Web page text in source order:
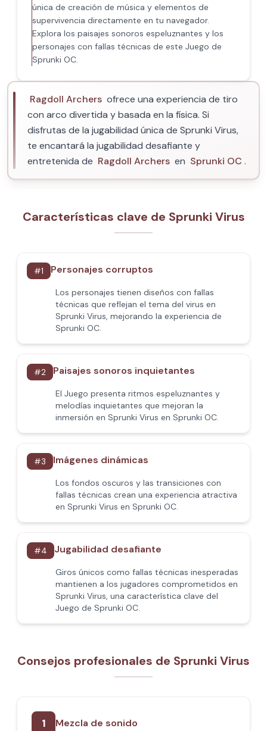
única de creación de música y elementos de
supervivencia directamente en tu navegador.
Explora los paisajes sonoros espeluznantes y los
personajes con fallas técnicas de este Juego de
Sprunki OC.
Ragdoll Archers ofrece una experiencia de tiro
con arco divertida y basada en la física. Si
disfrutas de la jugabilidad única de Sprunki Virus,
te encantará la jugabilidad desafiante y
entretenida de Ragdoll Archers en Sprunki OC .
Características clave de Sprunki Virus
#1 Personajes corruptos
Los personajes tienen diseños con fallas
técnicas que reflejan el tema del virus en
Sprunki Virus, mejorando la experiencia de
Sprunki OC.
#2 Paisajes sonoros inquietantes
El Juego presenta ritmos espeluznantes y
melodías inquietantes que mejoran la
inmersión en Sprunki Virus en Sprunki OC.
#3 Imágenes dinámicas
Los fondos oscuros y las transiciones con
fallas técnicas crean una experiencia atractiva
en Sprunki Virus en Sprunki OC.
#4 Jugabilidad desafiante
Giros únicos como fallas técnicas inesperadas
mantienen a los jugadores comprometidos en
Sprunki Virus, una característica clave del
Juego de Sprunki OC.
Consejos profesionales de Sprunki Virus
1 Mezcla de sonido